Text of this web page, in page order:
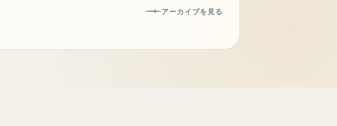
アーカイブを見る